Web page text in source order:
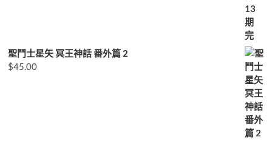
聖鬥士星矢 冥王神話 番外篇 2
$45.00